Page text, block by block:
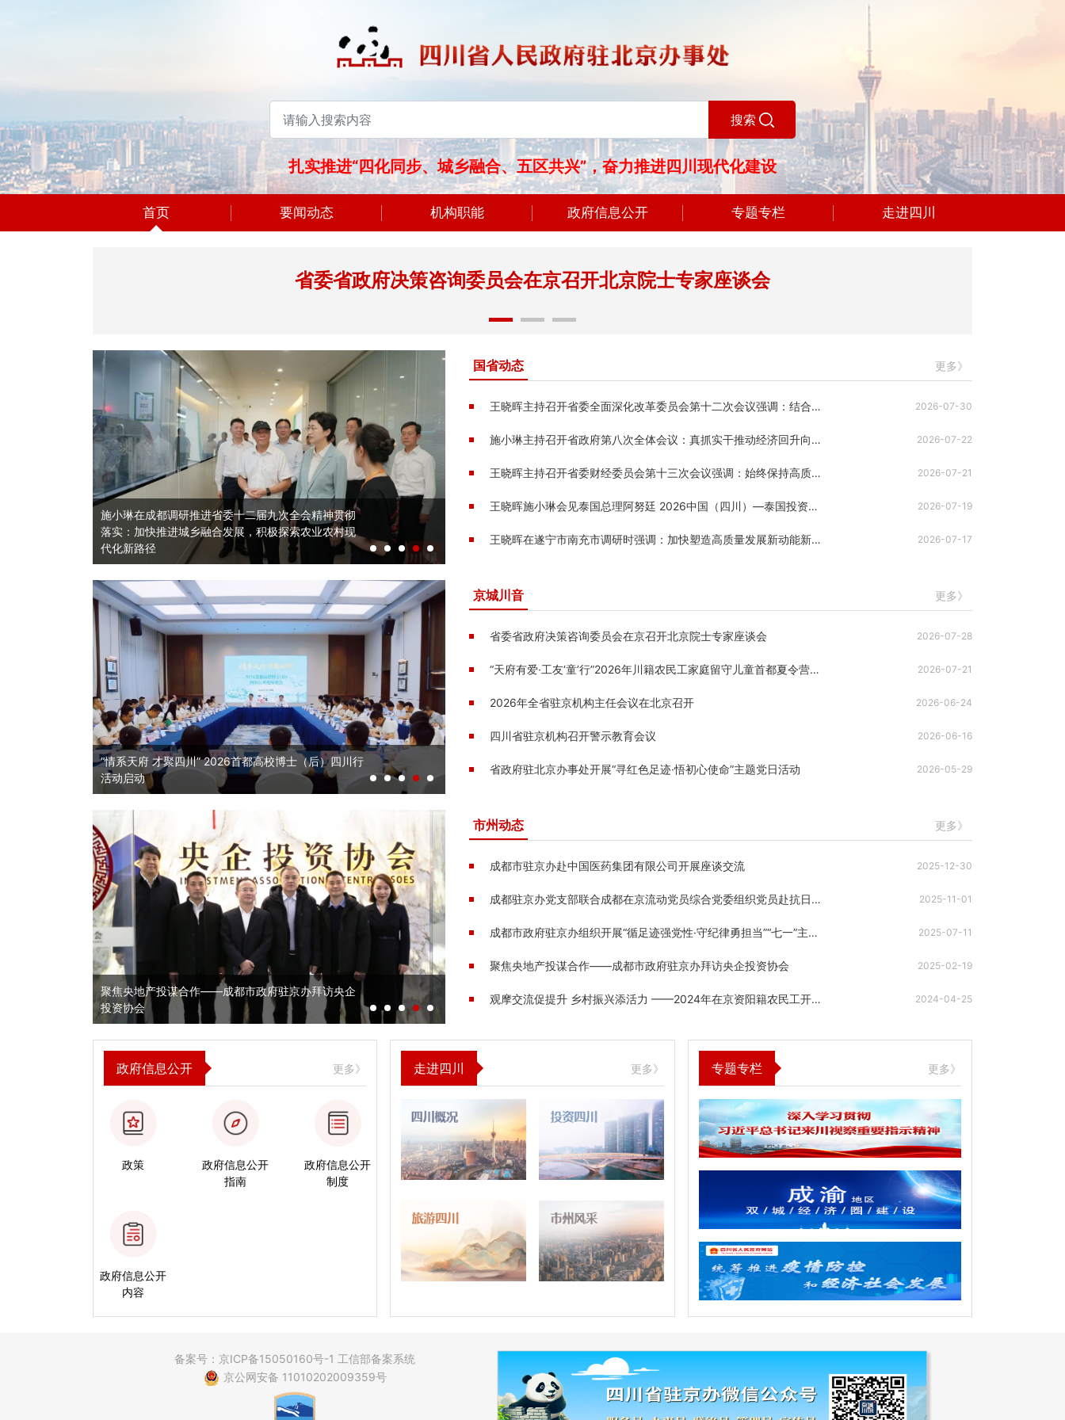
搜索
、重实践、建新功 扎实推进“四化同步、城乡融合、五区共兴”，奋力推进四川现代化建设 以中国式现代化引领
首页 要闻动态 机构职能 政府信息公开 专题专栏 走进四川
省委省政府决策咨询委员会在京召开北京院士专家座谈会
施小琳在成都调研推进省委十二届九次全会精神贯彻
落实：加快推进城乡融合发展，积极探索农业农村现
代化新路径
王晓晖在四川省“两优一先”表彰大会上强调：大力营造
学习先进崇尚先进争做先进的浓厚氛围，以实干实绩
奋力谱写中国式现代化四川新篇章
施小琳主持召开省政府第八次全体会议：真抓实干推
务，推动“十五五”开好局起好步
国省动态 更多》
王晓晖主持召开省委全面深化改革委员会第十二次会议强调：结合实际找准改革切入点和突破口，提升改革整体效能服务全省发展大局 2026-07-30
施小琳主持召开省政府第八次全体会议：真抓实干推动经济回升向好、量质齐升，确保完成全年目标任务，推动“十五五”开好局起好步 2026-07-22
王晓晖主持召开省委财经委员会第十三次会议强调：始终保持高质量发展战略定力，奋力推动经济实现质的有效提升和量的合理增长 2026-07-21
王晓晖施小琳会见泰国总理阿努廷 2026中国（四川）—泰国投资与经济论坛暨泰王国驻成都总领事馆投资处揭牌仪式举行 2026-07-19
王晓晖在遂宁市南充市调研时强调：加快塑造高质量发展新动能新优势，全力推动经济平稳运行向新向优发展 2026-07-17
“情系天府 才聚四川” 2026首都高校博士（后）四川行
活动启动
四川省关心下一代基金会爱心助困专项公益项目设立
暨捐赠仪式在眉山举行
京城川音 更多》
省委省政府决策咨询委员会在京召开北京院士专家座谈会 2026-07-28
“天府有爱·工友‘童’行”2026年川籍农民工家庭留守儿童首都夏令营圆满落幕 2026-07-21
2026年全省驻京机构主任会议在北京召开 2026-06-24
四川省驻京机构召开警示教育会议 2026-06-16
省政府驻北京办事处开展“寻红色足迹·悟初心使命”主题党日活动 2026-05-29
聚焦央地产投谋合作——成都市政府驻京办拜访央企
投资协会
绵阳：30余名长三角知名企业家代表组团觅商机 成都市驻京办赴中国医药集团有限公司开展座谈交流
市州动态 更多》
成都市驻京办赴中国医药集团有限公司开展座谈交流 2025-12-30
成都驻京办党支部联合成都在京流动党员综合党委组织党员赴抗日战争纪念馆开展主题党日活动 2025-11-01
成都市政府驻京办组织开展“循足迹强党性·守纪律勇担当”“七一”主题党日活动 2025-07-11
聚焦央地产投谋合作——成都市政府驻京办拜访央企投资协会 2025-02-19
观摩交流促提升 乡村振兴添活力 ——2024年在京资阳籍农民工开展抓党建促乡村振兴主题活动 2024-04-25
政府信息公开 更多》
政策
政府信息公开
指南
政府信息公开
制度
政府信息公开
内容
走进四川 更多》 专题专栏 更多》
备案号：京ICP备15050160号-1 工信部备案系统
京公网安备 11010202009359号